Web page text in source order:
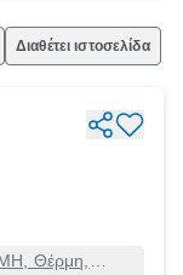
Διαθέτει ιστοσελίδα
Θέρμη,